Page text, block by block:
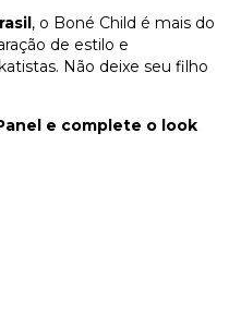
, o Boné Child é mais do
de estilo e
Não deixe seu filho
e complete o look